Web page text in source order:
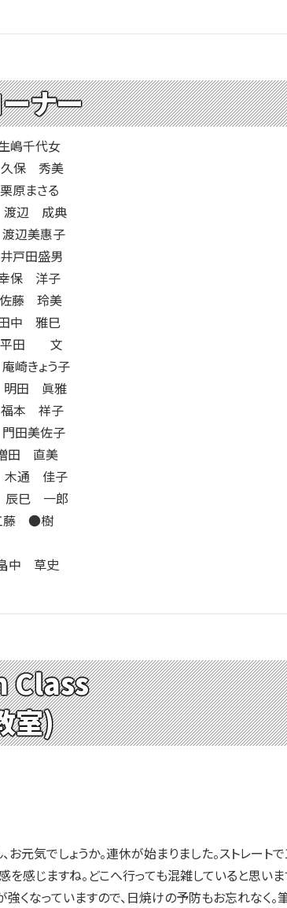
ナー
千代女
保 秀美
まさる
辺 成典
美惠子
田盛男
保 洋子
藤 玲美
中 雅巳
田 文
きょう子
田 眞雅
祥子
美佐子
田 直美
通 佳子
巳 一郎
藤 ●樹
中 草史
Class
室)
しょうか。連休が始まりました。ストレートで
感じますね。どこへ行っても混雑していると思い
強くなっていますので、日焼けの予防もお忘れなく